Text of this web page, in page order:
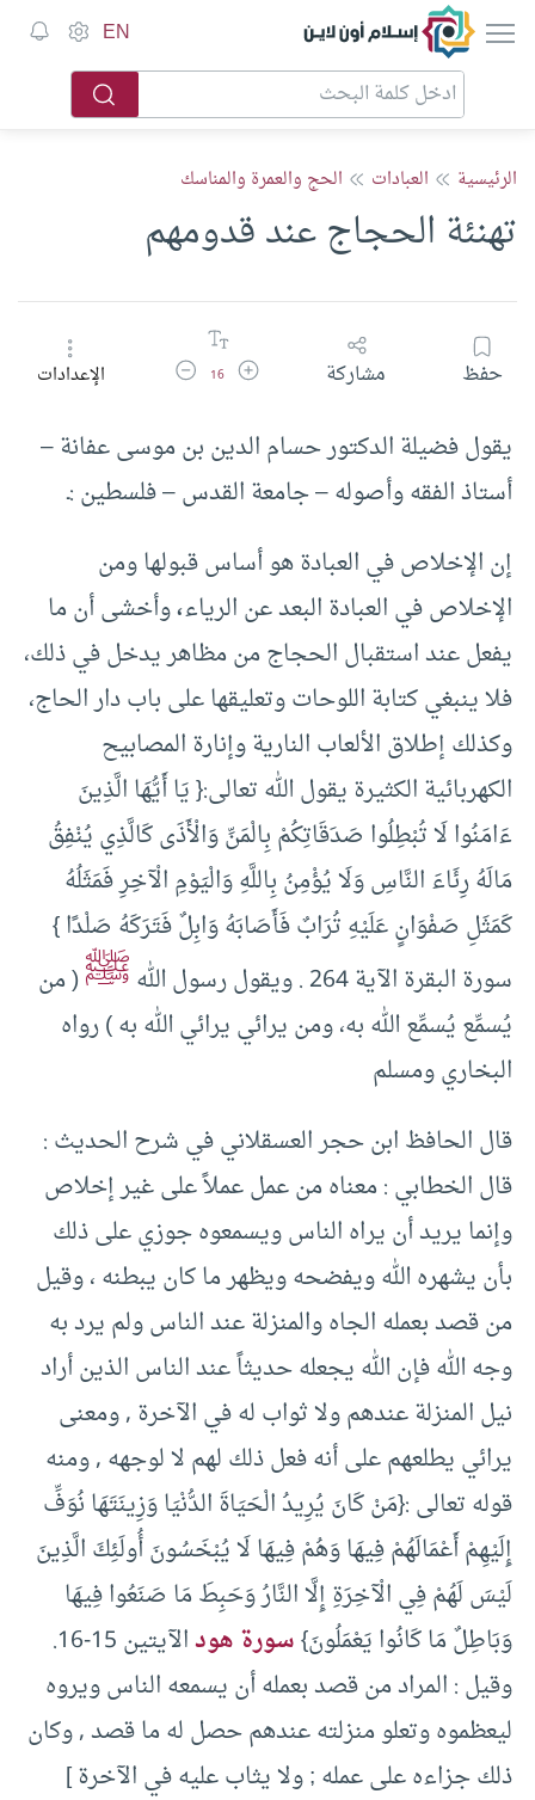
إسلام أون لاين EN
الرئيسية العبادات الحج والعمرة والمناسك
تهنئة الحجاج عند قدومهم
حفظ مشاركة زيادة حجم الخط
16 تقليل حجم الخطالإعدادات
يقول فضيلة الدكتور حسام الدين بن موسى عفانة –
أستاذ الفقه وأصوله – جامعة القدس – فلسطين :ـ
إن الإخلاص في العبادة هو أساس قبولها ومن
الإخلاص في العبادة البعد عن الرياء،وأخشى أن ما
يفعل عند استقبال الحجاج من مظاهر يدخل في ذلك،
فلا ينبغي كتابة اللوحات وتعليقها على باب دار الحاج،
وكذلك إطلاق الألعاب النارية وإنارة المصابيح
الكهربائية الكثيرة يقول الله تعالى:{ يَا أَيُّهَا الَّذِينَ
ءَامَنُوا لَا تُبْطِلُوا صَدَقَاتِكُمْ بِالْمَنِّ وَالْأَذَى كَالَّذِي يُنْفِقُ
مَالَهُ رِئَاءَ النَّاسِ وَلَا يُؤْمِنُ بِاللَّهِ وَالْيَوْمِ الْآخِرِ فَمَثَلُهُ
كَمَثَلِ صَفْوَانٍ عَلَيْهِ تُرَابٌ فَأَصَابَهُ وَابِلٌ فَتَرَكَهُ صَلْدًا }
سورة البقرة الآية 264 . ويقول رسول الله
ﷺ( من
يُسمِّع يُسمِّع الله به، ومن يرائي يرائي الله به ) رواه
البخاري ومسلم
قال الحافظ ابن حجر العسقلاني في شرح الحديث :
قال الخطابي : معناه من عمل عملاً على غير إخلاص
وإنما يريد أن يراه الناس ويسمعوه جوزي على ذلك
بأن يشهره الله ويفضحه ويظهر ما كان يبطنه ، وقيل
من قصد بعمله الجاه والمنزلة عند الناس ولم يرد به
وجه الله فإن الله يجعله حديثاً عند الناس الذين أراد
نيل المنزلة عندهم ولا ثواب له في الآخرة , ومعنى
يرائي يطلعهم على أنه فعل ذلك لهم لا لوجهه , ومنه
قوله تعالى :{مَنْ كَانَ يُرِيدُ الْحَيَاةَ الدُّنْيَا وَزِينَتَهَا نُوَفِّ
إِلَيْهِمْ أَعْمَالَهُمْ فِيهَا وَهُمْ فِيهَا لَا يُبْخَسُونَ أُولَئِكَ الَّذِينَ
لَيْسَ لَهُمْ فِي الْآخِرَةِ إِلَّا النَّارُ وَحَبِطَ مَا صَنَعُوا فِيهَا
وَبَاطِلٌ مَا كَانُوا يَعْمَلُونَ}سورة هود
الآيتين 15-16.
وقيل : المراد من قصد بعمله أن يسمعه الناس ويروه
ليعظموه وتعلو منزلته عندهم حصل له ما قصد , وكان
ذلك جزاءه على عمله ; ولا يثاب عليه في الآخرة ]